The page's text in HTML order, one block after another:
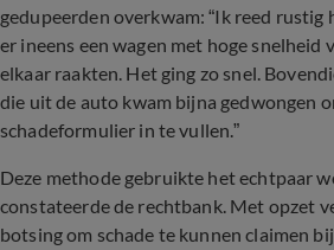
gedupeerden overkwam: “Ik reed
er ineens een wagen met hoge snelheid
elkaar raakten. Het ging zo snel.
die uit de auto kwam bijna gedwongen
schadeformulier in te vullen.”
Deze methode gebruikte het echtpaar
constateerde de rechtbank. Met opzet
botsing om schade te kunnen claimen